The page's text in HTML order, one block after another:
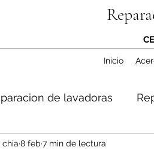
Inicio
de lavadoras
chia 8 feb 7 min de lectura